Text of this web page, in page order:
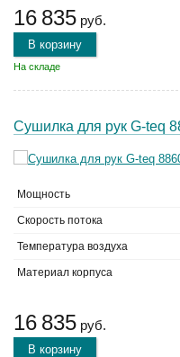
16 835 руб.
В корзину
На складе
Сушилка для рук G-teq
Мощность
Скорость потока
Температура воздуха
Материал корпуса
16 835 руб.
В корзину